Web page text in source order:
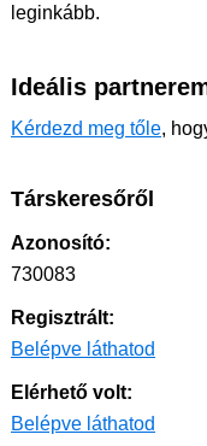
leginkább.
Ideális
Kérdezd meg tőle,
Társkeresőről
Azonosító:
730083
Regisztrált:
Belépve láthatod
Elérhető volt:
Belépve láthatod